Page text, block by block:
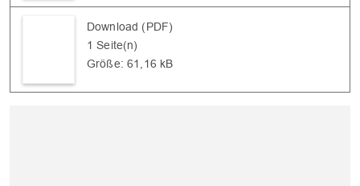
Download (PDF)
1 Seite(n)
Größe: 61,16 kB